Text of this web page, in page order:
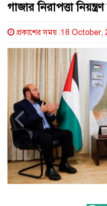
গাজার নিরাপত্তা
প্রকাশের সময় :18